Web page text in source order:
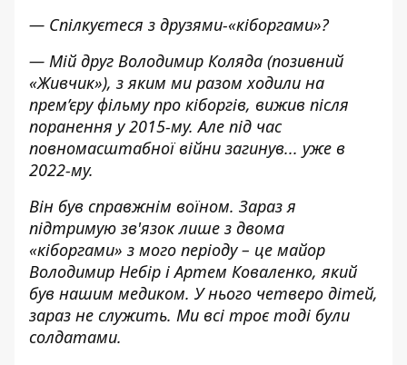
— Спілкуєтеся з друзями-«кіборгами»?
— Мій друг Володимир Коляда (позивний
«Живчик»), з яким ми разом ходили на
прем’єру фільму про кіборгів, вижив після
поранення у 2015-му. Але під час
повномасштабної війни загинув... уже в
2022-му.
Він був справжнім воїном. Зараз я
підтримую зв'язок лише з двома
«кіборгами» з мого періоду – це майор
Володимир Небір і Артем Коваленко, який
був нашим медиком. У нього четверо дітей,
зараз не служить. Ми всі троє тоді були
солдатами.